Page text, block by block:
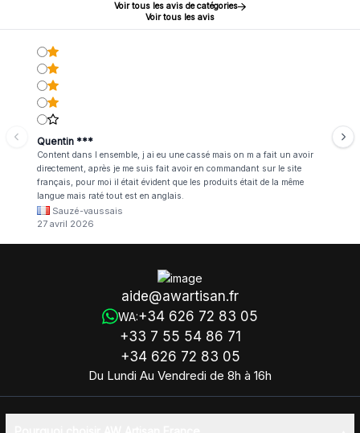
Voir tous les avis de catégories
Voir tous les avis
Quentin ***
Content dans l ensemble, j ai eu une cassé mais on m a fait un avoir
directement, après je me suis fait avoir en commandant sur le site
français, pour moi il était évident que les produits était de la même
langue mais raté tout est en anglais.
Sauzé-vaussais
27 avril 2026
aide@awartisan.fr
WA:+34 626 72 83 05
+33 7 55 54 86 71
+34 626 72 83 05
Du Lundi Au Vendredi de 8h à 16h